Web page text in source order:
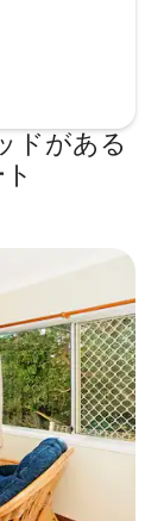
ドがある